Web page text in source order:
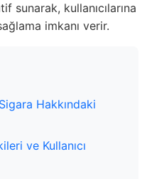
sunarak, kullanıcılarına
imkanı verir.
Hakkındaki
ve Kullanıcı